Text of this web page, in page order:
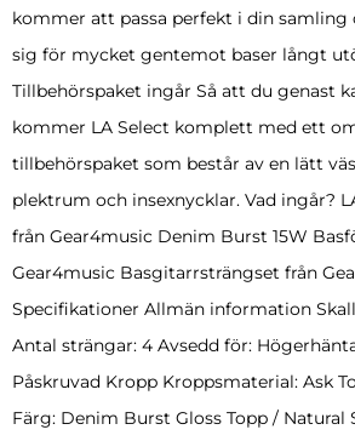
kommer att passa perfekt i din
sig för mycket gentemot baser långt
Tillbehörspaket ingår Så att du genast
kommer LA Select komplett med ett
tillbehörspaket som består av en lätt
plektrum och insexnycklar. Vad ingår?
från Gear4music Denim Burst 15W
Gear4music Basgitarrsträngset från
Specifikationer Allmän information
Antal strängar: 4 Avsedd för:
Påskruvad Kropp Kroppsmaterial: Ask
Färg: Denim Burst Gloss Topp / Natural